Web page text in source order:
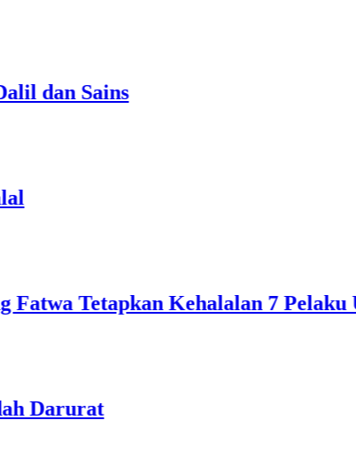
Kehalalan 7 Pelaku Usaha